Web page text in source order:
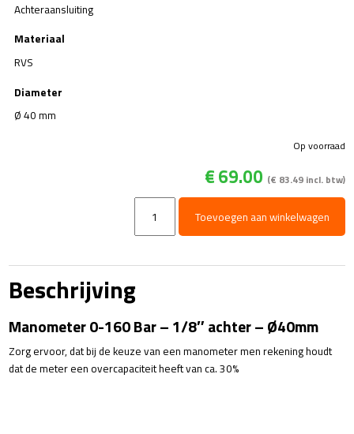
Achteraansluiting
Materiaal
RVS
Diameter
Ø 40 mm
€69.00 (€ 83.49incl. btw)
Op voorraad
Manometer
160
1/8"
-
aantal
Toevoegen aan winkelwagen
Beschrijving
Manometer 0-160 Bar – 1/8″ achter – Ø40mm
Zorg ervoor, dat bij de keuze van een manometer men rekening houdt
dat de meter een overcapaciteit heeft van ca. 30%